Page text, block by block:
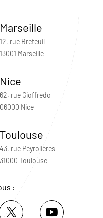
Marseille
12, rue Breteuil
13001 Marseille
Nice
62, rue Gioffredo
06000 Nice
Toulouse
43, rue Peyrolières
31000 Toulouse
: